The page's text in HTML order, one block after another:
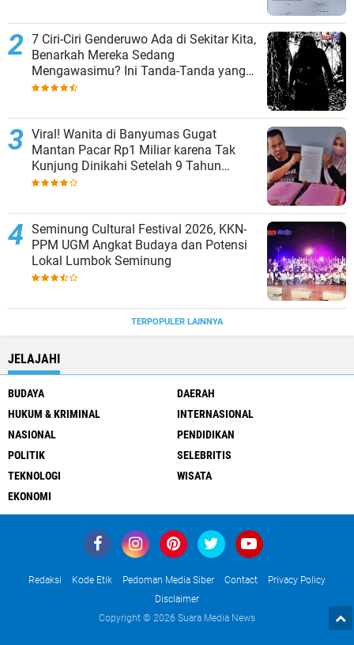
7 Ciri-Ciri Genderuwo Ada di Sekitar Kita,
Benarkah Mereka Sedang
Mengawasimu? Ini Tanda-Tanda yang
Sering Diabaikan
Viral! Wanita di Banyumas Gugat
Mantan Pacar Rp1 Miliar karena Tak
Kunjung Dinikahi Setelah 9 Tahun
Berpacaran
Seminung Cultural Festival 2026, KKN-
PPM UGM Angkat Budaya dan Potensi
Lokal Lumbok Seminung
TERPOPULER LAINNYA
JELAJAHI
BUDAYA
DAERAH
HUKUM & KRIMINAL
INTERNASIONAL
NASIONAL
PENDIDIKAN
POLITIK
SELEBRITIS
TEKNOLOGI
WISATA
EKONOMI
Redaksi Kode Etik Pedoman Media Siber Contact
Privacy Policy
Disclaimer
Copyright © 2026 Suara Media News